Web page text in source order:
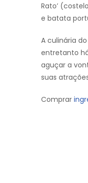
Rato’
e batata
A culinária
entretanto
aguçar a
suas
Comprar